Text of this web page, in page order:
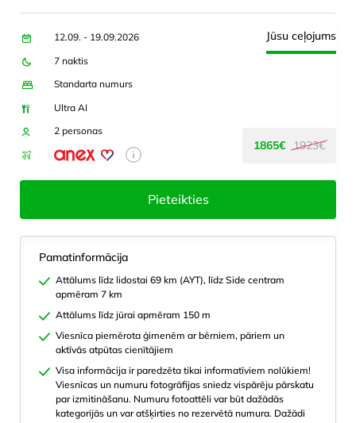
12.09. - 19.09.2026
7 naktis
Standarta numurs
Ultra AI
2 personas
Jūsu ceļojums
1865€ 1923€
Pieteikties
Pamatinformācija
Attālums līdz lidostai 69 km (AYT), līdz Side centram
apmēram 7 km
Attālums līdz jūrai apmēram 150 m
Viesnīca piemērota ģimenēm ar bērniem, pāriem un
aktīvās atpūtas cienītājiem
Visa informācija ir paredzēta tikai informatīviem nolūkiem!
Viesnīcas un numuru fotogrāfijas sniedz vispārēju pārskatu
par izmitināšanu. Numuru fotoattēli var būt dažādās
kategorijās un var atšķirties no rezervētā numura. Dažādi